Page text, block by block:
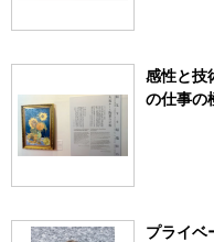
感性と技
の仕事の
プライ